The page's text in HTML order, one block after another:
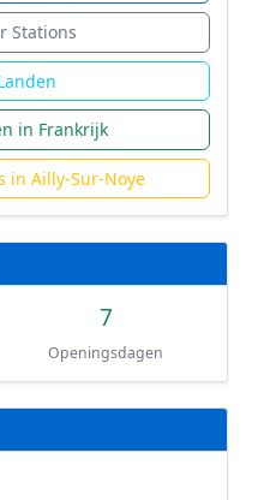
Stations
in Frankrijk
in Ailly-Sur-Noye
7
Openingsdagen